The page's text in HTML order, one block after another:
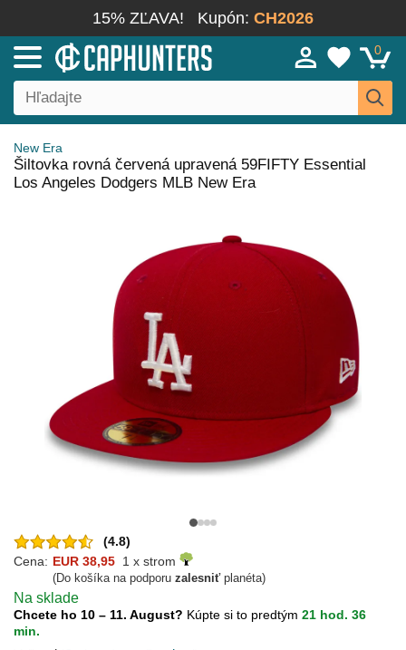
15% ZĽAVA! Kupón: CH2026
0
New Era
Šiltovka rovná červená upravená 59FIFTY Essential
Los Angeles Dodgers MLB New Era
(4.8)
Cena: EUR 38,95 1 x strom
(Do košíka na podporu zalesniťplanéta)
Na sklade
Chcete ho 10 – 11. August? Kúpte si to predtým 21 hod. 36
min.